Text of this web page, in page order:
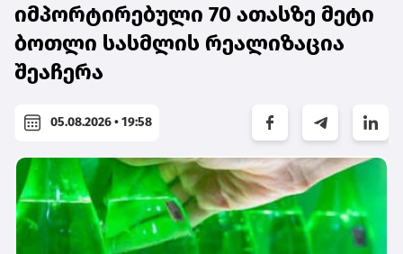
იმპორტირებული 70 ათასზე მეტი
ბოთლი სასმლის რეალიზაცია
შეაჩერა
05.08.2026 • 19:58